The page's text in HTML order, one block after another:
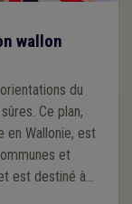
wallon
du
Ce plan,
en Wallonie, est
et
est destiné à